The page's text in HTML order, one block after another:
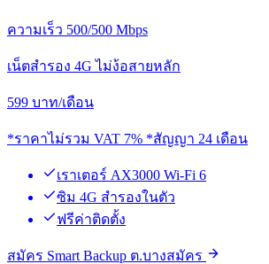
ความเร็ว 500/500 Mbps
เน็ตสำรอง 4G ไม่ง้อสายหลัก
599 บาท/เดือน
*ราคาไม่รวม VAT 7% *สัญญา 24 เดือน
เราเตอร์ AX3000 Wi-Fi 6
ซิม 4G สำรองในตัว
ฟรีค่าติดตั้ง
สมัคร Smart Backup ต.บางสมัคร